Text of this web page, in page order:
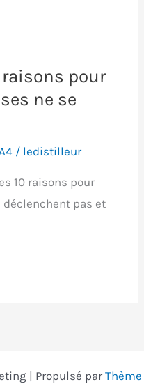
raisons pour
ne se
/ ledistilleur
10 raisons pour
pas et
| Propulsé par Thème